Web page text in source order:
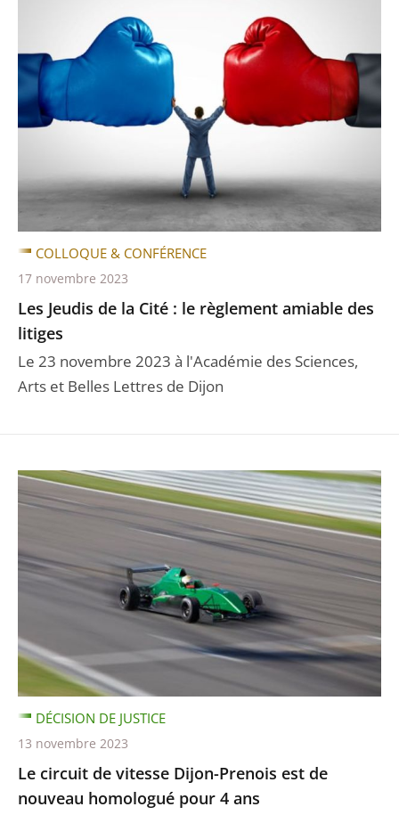
Les Jeudis de la Cité : le règlement amiable des
litiges
Le 23 novembre 2023 à l'Académie des Sciences,
Arts et Belles Lettres de Dijon
COLLOQUE & CONFÉRENCE
17 novembre 2023
Le circuit de vitesse Dijon-Prenois est de
nouveau homologué pour 4 ans
DÉCISION DE JUSTICE
13 novembre 2023